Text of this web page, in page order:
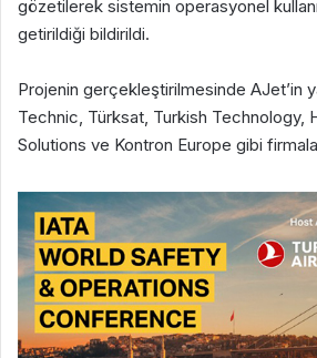
gözetilerek sistemin operasyonel
getirildiği bildirildi.
Projenin gerçekleştirilmesinde AJet’in
Technic, Türksat, Turkish Technology,
Solutions ve Kontron Europe gibi